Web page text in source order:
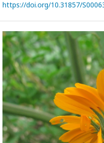
https://doi.org/10.31857/